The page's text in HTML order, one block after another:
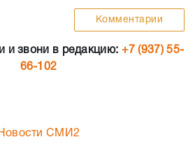
Комментарии
и звони в редакцию: +7 (937) 55-
66-102
СМИ2